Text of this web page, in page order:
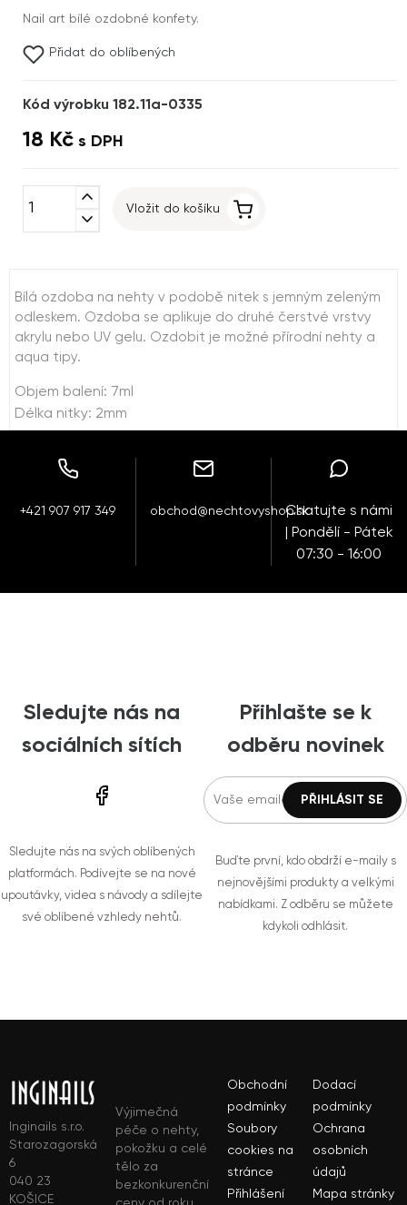
Nail art bílé ozdobné konfety.
Přidat do oblíbených
Kód výrobku 182.11a-0335
18 Kč s DPH
expand_less
expand_more
Vložit do košíku
Bílá ozdoba na nehty v podobě nitek s jemným zeleným
odleskem. Ozdoba se aplikuje do druhé čerstvé vrstvy
akrylu nebo UV gelu. Ozdobit je možné přírodní nehty a
aqua tipy.
Objem balení: 7ml
Délka nitky: 2mm
+421 907 917 349 obchod@nechtovyshop.skChatujte s námi
| Pondělí - Pátek
07:30 - 16:00
Sledujte nás na
sociálních sítích
Sledujte nás na svých oblíbených
platformách. Podívejte se na nové
upoutávky, videa s návody a sdílejte
své oblíbené vzhledy nehtů.
Přihlašte se k
odběru novinek
Buďte první, kdo obdrží e-maily s
nejnovějšími produkty a velkými
nabídkami. Z odběru se můžete
kdykoli odhlásit.
Inginails s.r.o.
Starozagorská
6
040 23
KOŠICE
Výjimečná
péče o nehty,
pokožku a celé
tělo za
bezkonkurenční
Obchodní
podmínky
Dodací
podmínky
Soubory
cookies na
stránce
Ochrana
osobních
údajů
Přihlášení
Mapa stránky